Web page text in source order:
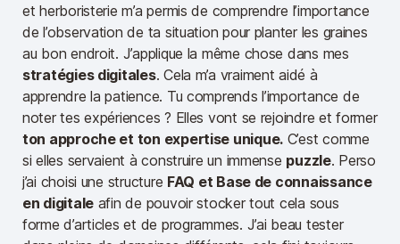
et herboristerie m’a permis de comprendre l’importance
de l’observation de ta situation pour planter les graines
au bon endroit. J’applique la même chose dans mes
stratégies digitales. Cela m’a vraiment aidé à
apprendre la patience. Tu comprends l’importance de
noter tes expériences ? Elles vont se rejoindre et former
ton approche et ton expertise unique. C’est comme
si elles servaient à construire un immense puzzle. Perso
j’ai choisi une structure FAQ et Base de connaissance
en digitale afin de pouvoir stocker tout cela sous
forme d’articles et de programmes. J’ai beau tester